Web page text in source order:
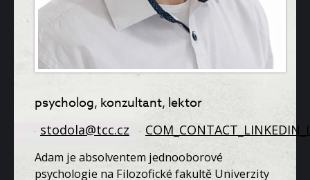
psycholog, konzultant, lektor
stodola@tcc.cz
Adam je absolventem jednooborové
psychologie na Filozofické fakultě Univerzity